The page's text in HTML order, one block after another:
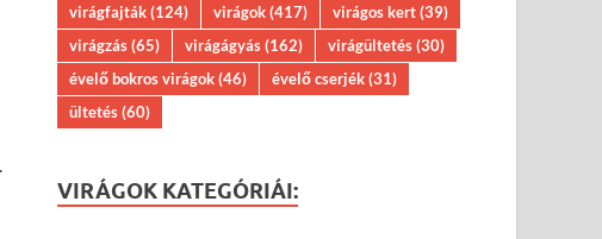
virágfajták(124) virágok(417) virágos kert(39)
virágzás(65) virágágyás(162) virágültetés(30)
évelő bokros virágok(46) évelő cserjék(31)
ültetés(60)
VIRÁGOK KATEGÓRIÁI: